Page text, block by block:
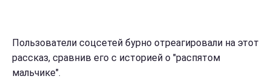
Пользователи соцсетей бурно отреагировали на этот
рассказ, сравнив его с историей о "распятом
мальчике".